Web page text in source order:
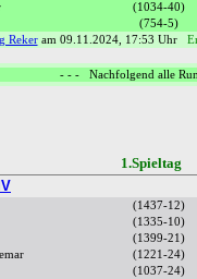
(1034-40)
(754-5)
Rekeram 09.11.2024, 17:53 Uhr
- - - Nachfolgend alle
(1437-12)
(1335-10)
(1399-21)
(1221-24)
(1037-24)